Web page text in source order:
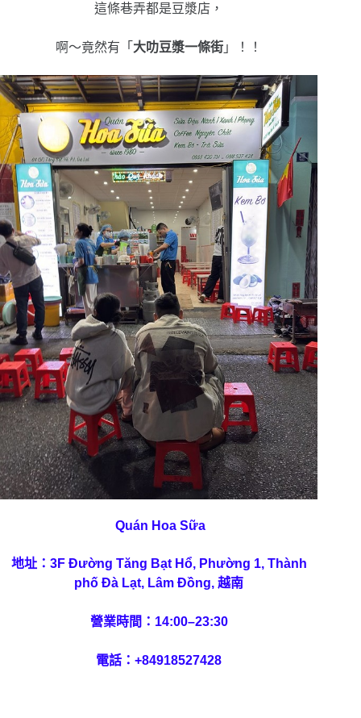
這條巷弄都是豆漿店，
啊～竟然有「 大叻豆漿一條街 」！！
Quán Hoa Sữa
地址：3F Đường Tăng Bạt Hổ, Phường 1, Thành
phố Đà Lạt, Lâm Đồng, 越南
營業時間：14:00–23:30
電話：+84918527428